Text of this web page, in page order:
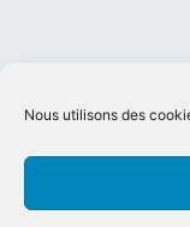
Nous utilisons des